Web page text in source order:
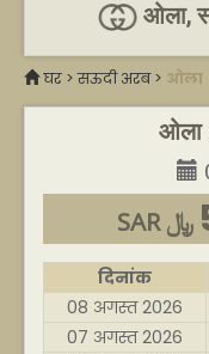
ओला,
घर >सऊदी अरब> ओला
ओला
SAR ﷼
दिनांक
08 अगस्त 2026
07 अगस्त 2026